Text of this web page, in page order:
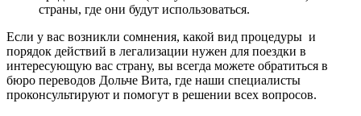
страны, где они будут использоваться.
Если у вас возникли сомнения, какой вид процедуры и
порядок действий в легализации нужен для поездки в
интересующую вас страну, вы всегда можете обратиться в
бюро переводов Дольче Вита, где наши специалисты
проконсультируют и помогут в решении всех вопросов.